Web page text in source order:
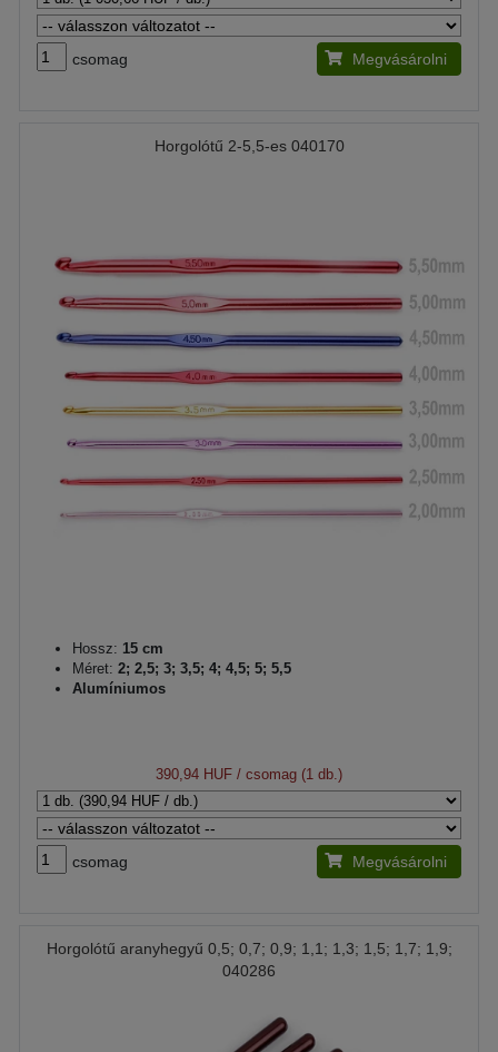
csomag Megvásárolni
Horgolótű 2-5,5-es 040170
Hossz: 15 cm
Méret: 2; 2,5; 3; 3,5; 4; 4,5; 5; 5,5
Alumíniumos
390,94 HUF / csomag (1 db.)
csomag Megvásárolni
Horgolótű aranyhegyű 0,5; 0,7; 0,9; 1,1; 1,3; 1,5; 1,7; 1,9;
040286